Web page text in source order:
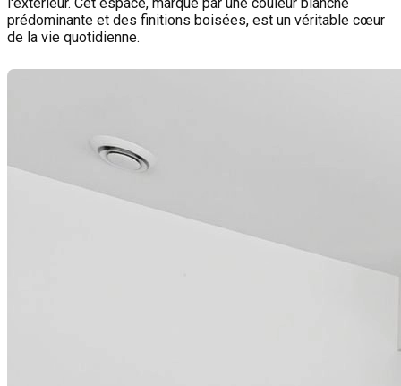
prédominante et des finitions boisées, est un véritable cœur
de la vie quotidienne.